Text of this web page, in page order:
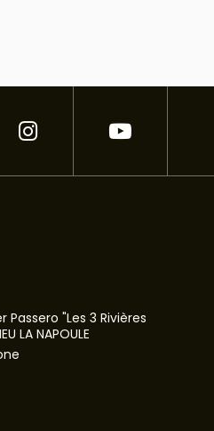
Passero "Les 3 Rivières
LA NAPOULE